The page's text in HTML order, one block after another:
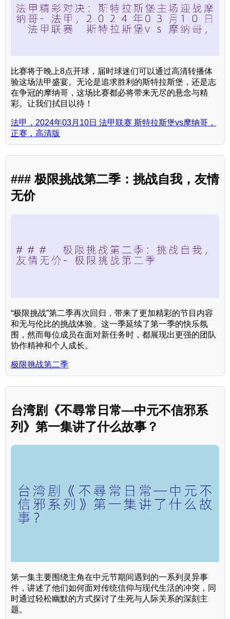
比赛将于晚上8点开球，届时球迷们可以通过高清转播体
验这场法甲盛宴。无论是追求胜利的斯特拉斯堡，还是志
在争冠的摩纳哥，这场比赛都必将带来无尽的悬念与精
彩。让我们拭目以待！
法甲，2024年03月10日 法甲联赛 斯特拉斯堡vs摩纳哥，
正赛，高清版
### 极限挑战第二季：挑战自我，友情
无价
“极限挑战”第二季再次回归，带来了更加精彩的节目内容
和无与伦比的挑战体验。这一季延续了第一季的快乐氛
围，然而每位成员在面对新任务时，都展现出更强的团队
协作精神和个人成长。
极限挑战第二季
台湾剧《不尋常日常—中元不信邪系
列》第一集讲了什么故事？
第一集主要围绕主角在中元节期间遇到的一系列灵异事
件，讲述了他们如何面对传统信仰与现代生活的冲突，同
时通过轻松幽默的方式探讨了生死与人际关系的深刻主
题。